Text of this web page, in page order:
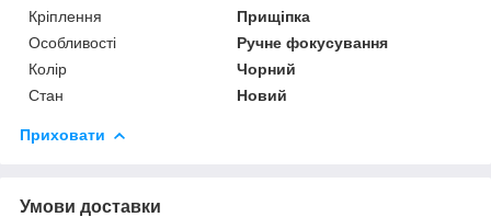
Кріплення
Прищіпка
Особливості
Ручне фокусування
Колір
Чорний
Стан
Новий
Приховати
Умови доставки